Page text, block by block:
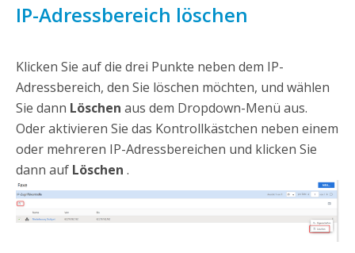
IP-Adressbereich löschen
Klicken Sie auf die drei Punkte neben dem IP-
Adressbereich, den Sie löschen möchten, und wählen
Sie dann Löschen aus dem Dropdown-Menü aus.
Oder aktivieren Sie das Kontrollkästchen neben einem
oder mehreren IP-Adressbereichen und klicken Sie
dann auf Löschen .